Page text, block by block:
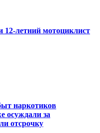
12-летний мотоциклист
наркотиков
осуждали за
отсрочку